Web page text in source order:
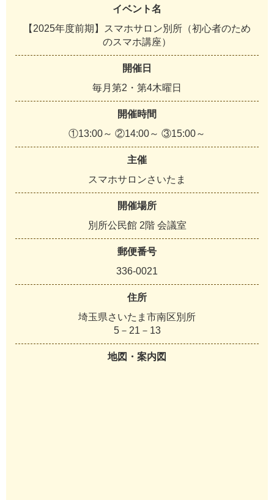
イベント名
【2025年度前期】スマホサロン別所（初心者のため
のスマホ講座）
開催日
毎月第2・第4木曜日
開催時間
①13:00～ ②14:00～ ③15:00～
主催
スマホサロンさいたま
開催場所
別所公民館 2階 会議室
郵便番号
336-0021
住所
埼玉県さいたま市南区別所
5－21－13
地図・案内図